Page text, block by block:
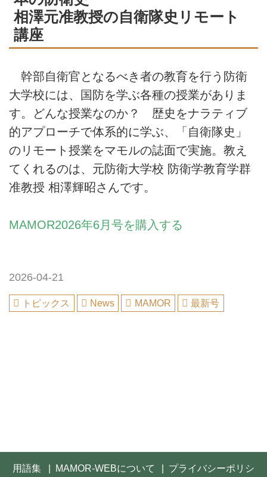
相澤元准教授の自衛隊史リモート
講座
幹部自衛官となるべき者の教育を行う防衛
大学校には、国防を学ぶ各種の授業がありま
す。どんな授業なのか？ 歴史をナラティブ
的アプローチで体系的に学ぶ、「自衛隊史」
のリモート授業をマモルの誌面で実施。教え
てくれるのは、元防衛大学校 防衛学教育学群
准教授 相澤輝昭さんです。
MAMOR2026年6月号を購入する
2026-04-21
トピックス News MAMOR 最新号
用語集 MAMOR-WEBについて プライバシーポリシ